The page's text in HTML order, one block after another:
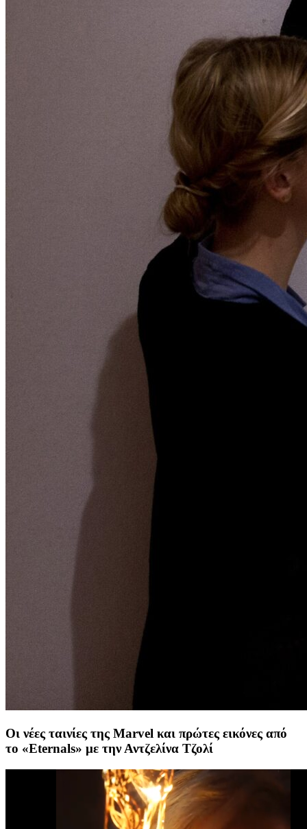
Οι νέες ταινίες της Marvel και πρώτες εικόνες από
το «Eternals» με την Αντζελίνα Τζολί